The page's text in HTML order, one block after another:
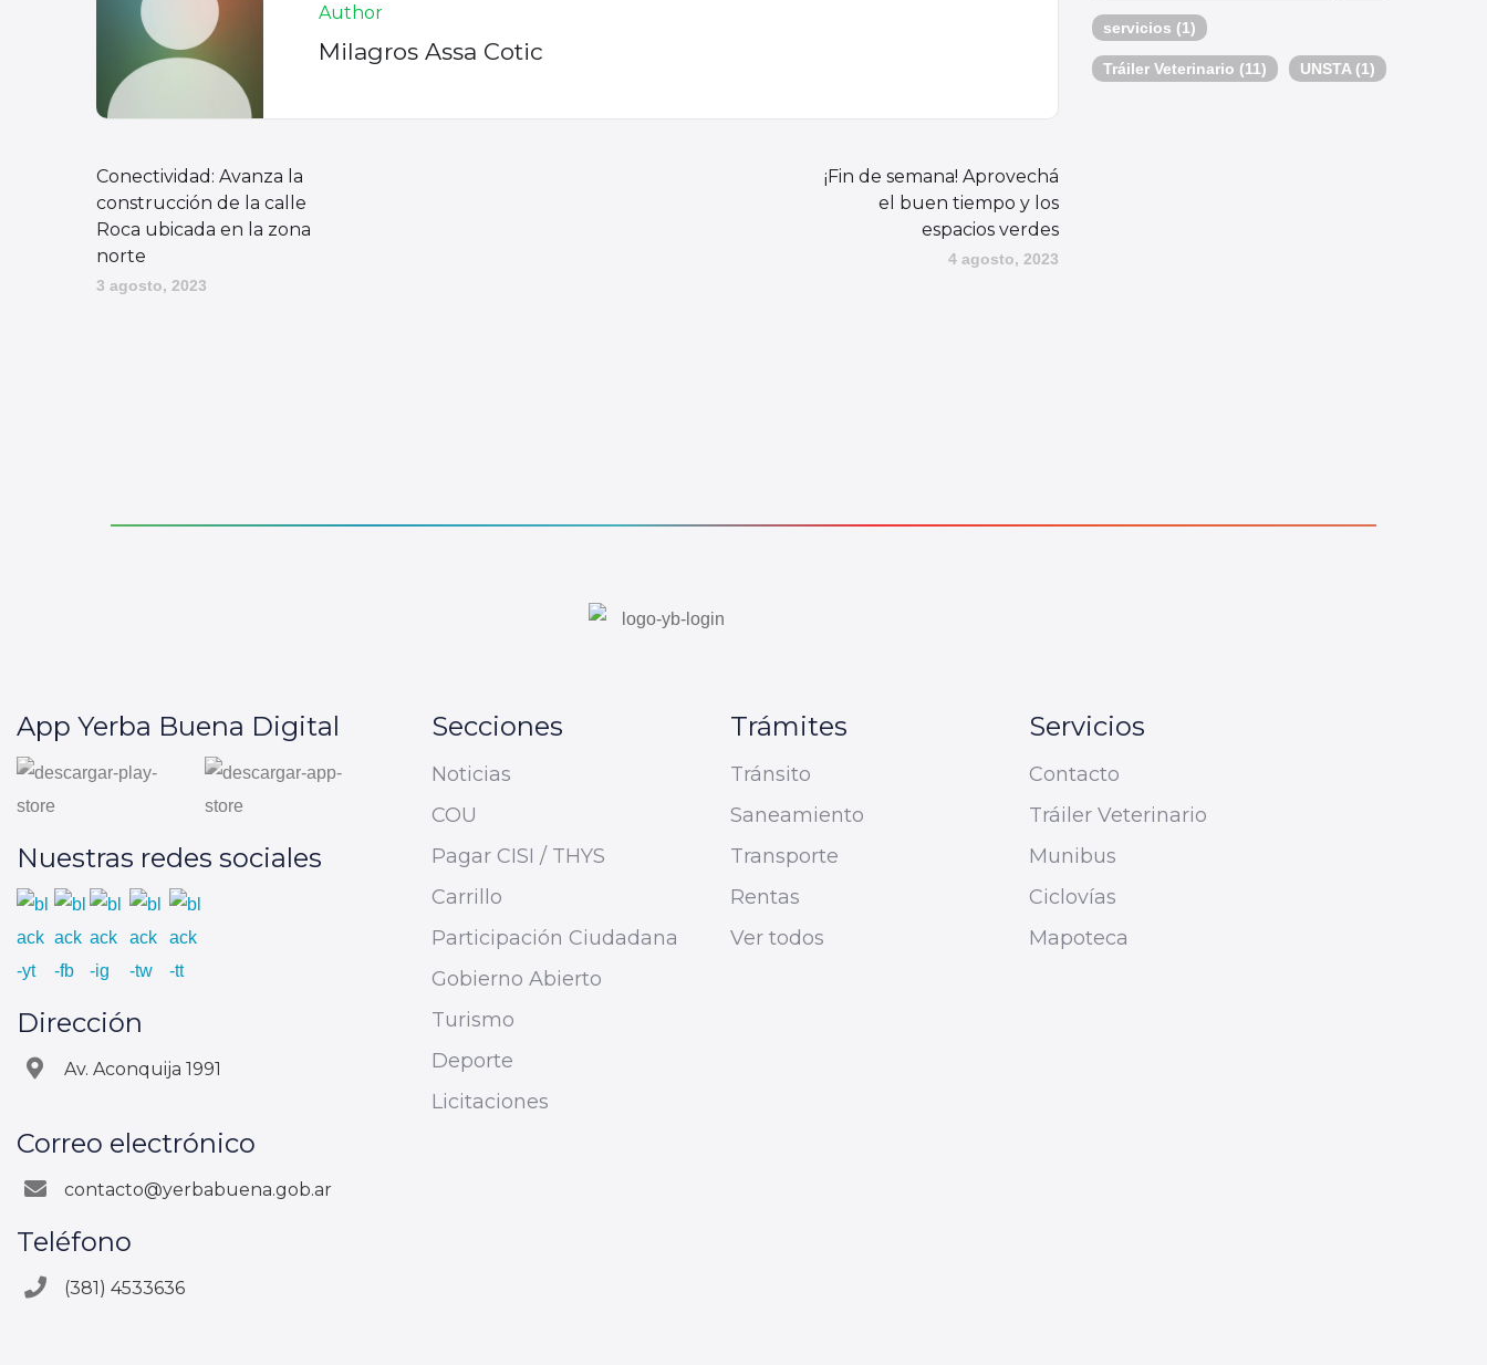
Author
Milagros Assa Cotic
Conectividad: Avanza la
construcción de la calle
Roca ubicada en la zona
norte
3 agosto, 2023
¡Fin de semana! Aprovechá
el buen tiempo y los
espacios verdes
4 agosto, 2023
servicios (1)
Tráiler Veterinario (11) UNSTA (1)
App Yerba Buena Digital
Nuestras redes sociales
Dirección
Av. Aconquija 1991
Correo electrónico
contacto@yerbabuena.gob.ar
Teléfono
(381) 4533636
Secciones
Noticias
COU
Pagar CISI / THYS
Carrillo
Participación Ciudadana
Gobierno Abierto
Turismo
Deporte
Licitaciones
Trámites
Tránsito
Saneamiento
Transporte
Rentas
Ver todos
Servicios
Contacto
Tráiler Veterinario
Munibus
Ciclovías
Mapoteca